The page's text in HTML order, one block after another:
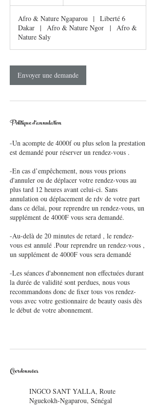
Afro & Nature Ngaparou |
Liberté 6
Dakar
| Afro & Nature Ngor |
Afro &
Nature Saly
Envoyer une demande
Politique d'annulation
-Un acompte de 4000f ou plus selon la prestation
est demandé pour réserver un rendez-vous .
-En cas d’empêchement, nous vous prions
d'annuler ou de déplacer votre rendez-vous au
plus tard 12 heures avant celui-ci. Sans
annulation ou déplacement de rdv de votre part
dans ce délai, pour reprendre un rendez-vous, un
supplément de 4000F vous sera demandé.
-Au-delà de 20 minutes de retard , le rendez-
vous est annulé .Pour reprendre un rendez-vous ,
un supplément de 4000F vous sera demandé
-Les séances d'abonnement non effectuées durant
la durée de validité sont perdues, nous vous
recommandons donc de fixer tous vos rendez-
vous avec votre gestionnaire de beauty oasis dès
le début de votre abonnement.
Coordonnées
INGCO SANT YALLA, Route
Nguekokh-Ngaparou, Sénégal